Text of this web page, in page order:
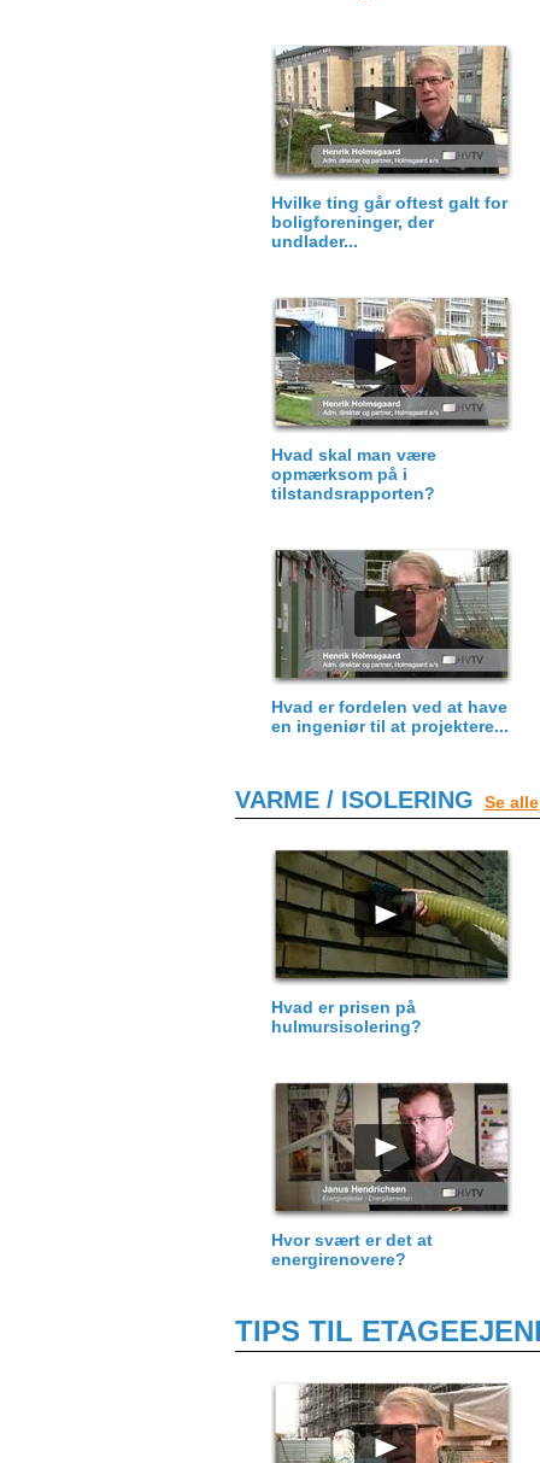
Hvilke ting går oftest galt for
boligforeninger, der
undlader...
Hvad skal man være
opmærksom på i
tilstandsrapporten?
Hvad er fordelen ved at have
en ingeniør til at projektere...
VARME / ISOLERING Se alle
Hvad er prisen på
hulmursisolering?
Hvor svært er det at
energirenovere?
TIPS TIL